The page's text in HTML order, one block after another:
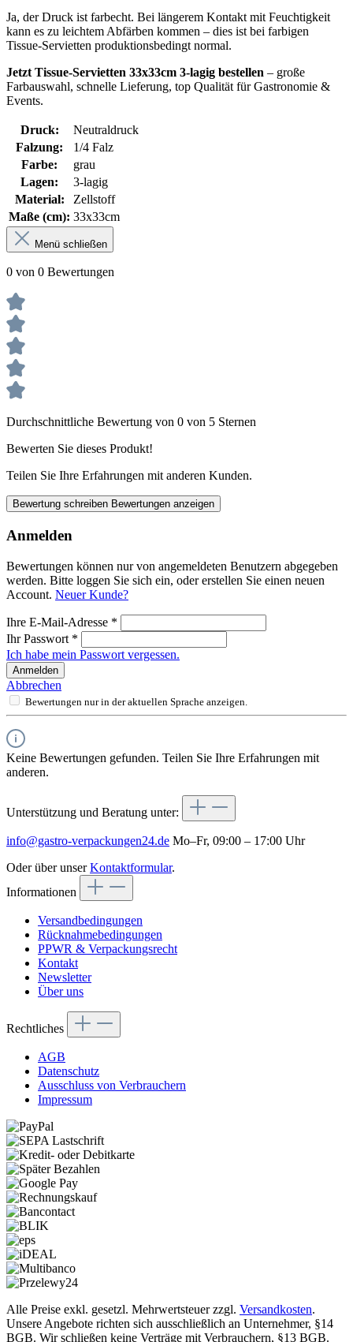
Ja, der Druck ist farbecht. Bei längerem Kontakt mit Feuchtigkeit
kann es zu leichtem Abfärben kommen – dies ist bei farbigen
Tissue-Servietten produktionsbedingt normal.
Jetzt Tissue-Servietten 33x33cm 3-lagig bestellen – große
Farbauswahl, schnelle Lieferung, top Qualität für Gastronomie &
Events.
Druck:
Neutraldruck
Falzung:
1/4 Falz
Farbe:
grau
Lagen:
3-lagig
Material:
Zellstoff
Maße (cm): 33x33cm
Menü schließen
0 von 0 Bewertungen
Durchschnittliche Bewertung von 0 von 5 Sternen
Bewerten Sie dieses Produkt!
Teilen Sie Ihre Erfahrungen mit anderen Kunden.
Bewertung schreiben Bewertungen anzeigen
Anmelden
Bewertungen können nur von angemeldeten Benutzern abgegeben
werden. Bitte loggen Sie sich ein, oder erstellen Sie einen neuen
Account. Neuer Kunde?
Ihre E-Mail-Adresse *
Ihr Passwort *
Ich habe mein Passwort vergessen.
Anmelden
Abbrechen
Bewertungen nur in der aktuellen Sprache anzeigen.
Keine Bewertungen gefunden. Teilen Sie Ihre Erfahrungen mit
anderen.
Unterstützung und Beratung unter:
info@gastro-verpackungen24.de Mo–Fr, 09:00 – 17:00 Uhr
Oder über unserKontaktformular.
Informationen
Versandbedingungen
Rücknahmebedingungen
PPWR & Verpackungsrecht
Kontakt
Newsletter
Über uns
Rechtliches
AGB
Datenschutz
Ausschluss von Verbrauchern
Impressum
Alle Preise exkl. gesetzl. Mehrwertsteuer zzgl. Versandkosten.
Unsere Angebote richten sich ausschließlich an Unternehmer, §14
BGB. Wir schließen keine Verträge mit Verbrauchern, §13 BGB.